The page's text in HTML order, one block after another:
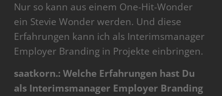
Nur so kann aus einem One-Hit-Wonder
ein Stevie Wonder werden. Und diese
Erfahrungen kann ich als Interimsmanager
Employer Branding in Projekte einbringen.
saatkorn.: Welche Erfahrungen hast Du
als Interimsmanager Employer Branding